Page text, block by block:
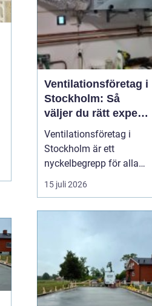
Ventilationsföretag i
Stockholm: Så
väljer du rätt expert
på frisk luft
Ventilationsföretag i
Stockholm är ett
nyckelbegrepp för alla
som vill ha bättre
inomhusluft, lägre
söker efter ett kunnigt
företag i huvudstaden
som kan hjälp...
15 juli 2026